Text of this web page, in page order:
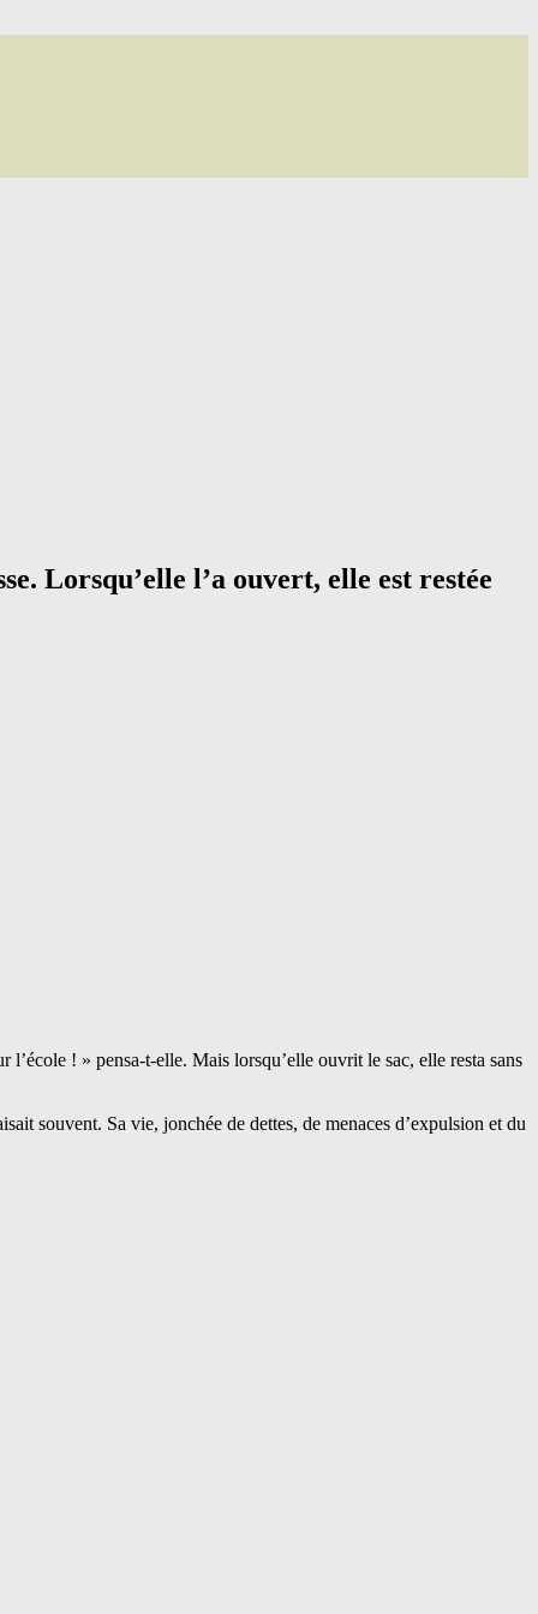
Lorsqu’elle l’a ouvert, elle est restée
! » pensa-t-elle. Mais lorsqu’elle ouvrit le sac, elle resta sans
souvent. Sa vie, jonchée de dettes, de menaces d’expulsion et du